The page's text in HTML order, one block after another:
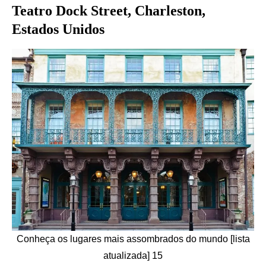
Teatro Dock Street, Charleston,
Estados Unidos
Conheça os lugares mais assombrados do mundo [lista
atualizada] 15